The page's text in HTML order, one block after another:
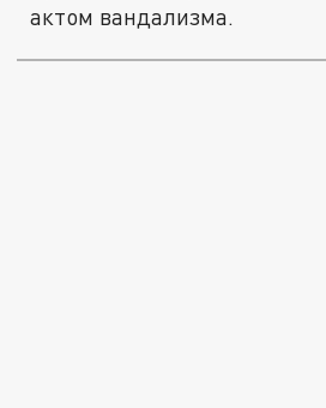
актом вандализма.